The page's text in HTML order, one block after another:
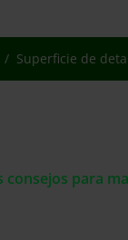
Superficie de
consejos para